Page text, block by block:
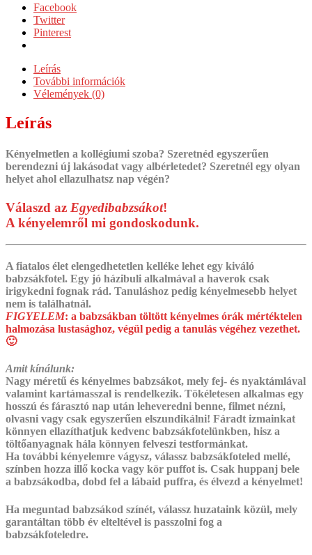
Facebook
Twitter
Pinterest
Leírás
További információk
Vélemények (0)
Leírás
Kényelmetlen a kollégiumi szoba? Szeretnéd egyszerűen
berendezni új lakásodat vagy albérletedet? Szeretnél egy olyan
helyet ahol ellazulhatsz nap végén?
Válaszd az Egyedibabzsákot!
A kényelemről mi gondoskodunk.
A fiatalos élet elengedhetetlen kelléke lehet egy kiváló
babzsákfotel. Egy jó házibuli alkalmával a haverok csak
irigykedni fognak rád. Tanuláshoz pedig kényelmesebb helyet
nem is találhatnál.
FIGYELEM: a babzsákban töltött kényelmes órák mértéktelen
halmozása lustasághoz, végül pedig a tanulás végéhez vezethet.
🙂
Amit kínálunk:
Nagy méretű és kényelmes babzsákot, mely fej- és nyaktámlával
valamint kartámasszal is rendelkezik. Tökéletesen alkalmas egy
hosszú és fárasztó nap után leheveredni benne, filmet nézni,
olvasni vagy csak egyszerűen elszundikálni! Fáradt izmainkat
könnyen ellazíthatjuk kedvenc babzsákfotelünkben, hisz a
töltőanyagnak hála könnyen felveszi testformánkat.
Ha további kényelemre vágysz, válassz babzsákfoteled mellé,
színben hozza illő kocka vagy kör puffot is. ‎Csak huppanj bele
a babzsákodba, dobd fel a lábaid puffra, és élvezd a kényelmet!
Ha meguntad babzsákod színét, válassz huzataink közül, mely
garantáltan több év elteltével is passzolni fog a
babzsákfoteledre.